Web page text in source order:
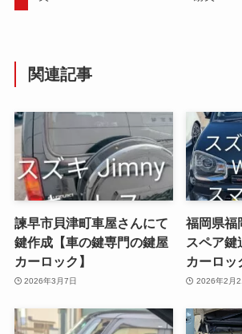
関連記事
諫早市貝津町車屋さんにて
鍵作成【車の鍵専門の鍵屋
カーロック】
2026年3月7日
福岡県福
スペア鍵
カーロッ
2026年2月